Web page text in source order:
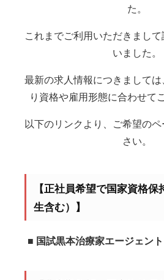
た。
これまでご利用いただきまし
いました。
最新の求人情報につきまして
り資格や雇用形態に合わせて
以下のリンクより、ご希望の
さい。
【正社員希望で国家資格
生含む）】
■ 国試黒本治療家エージェント